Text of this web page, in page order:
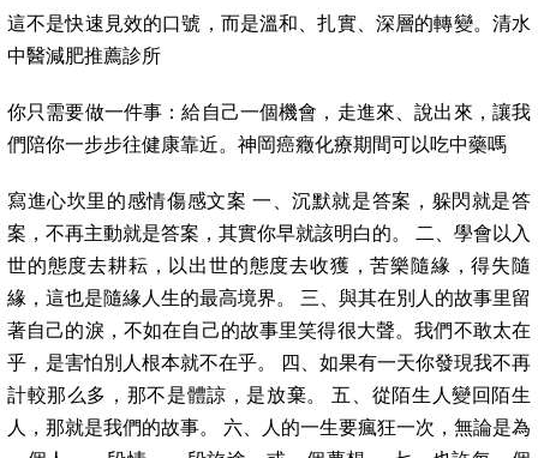
這不是快速見效的口號，而是溫和、扎實、深層的轉變。清水
中醫減肥推薦診所
你只需要做一件事：給自己一個機會，走進來、說出來，讓我
們陪你一步步往健康靠近。神岡癌癥化療期間可以吃中藥嗎
寫進心坎里的感情傷感文案 一、沉默就是答案，躲閃就是答
案，不再主動就是答案，其實你早就該明白的。 二、學會以入
世的態度去耕耘，以出世的態度去收獲，苦樂隨緣，得失隨
緣，這也是隨緣人生的最高境界。 三、與其在別人的故事里留
著自己的淚，不如在自己的故事里笑得很大聲。我們不敢太在
乎，是害怕別人根本就不在乎。 四、如果有一天你發現我不再
計較那么多，那不是體諒，是放棄。 五、從陌生人變回陌生
人，那就是我們的故事。 六、人的一生要瘋狂一次，無論是為